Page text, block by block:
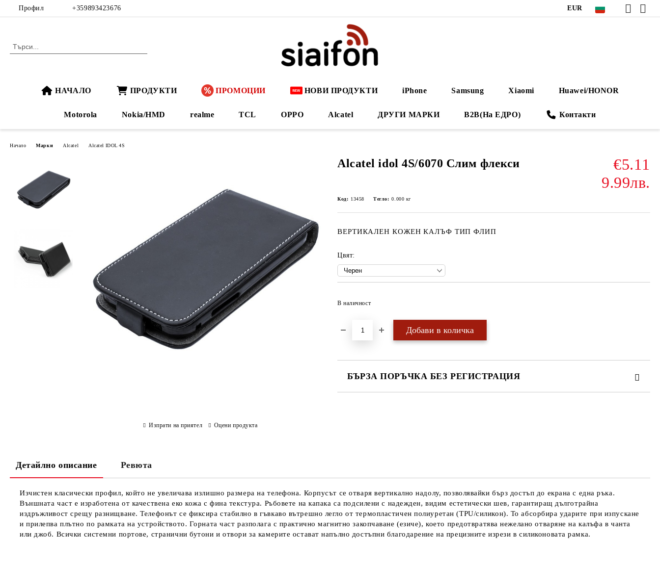
Профил +359893423676 EUR
НАЧАЛО ПРОДУКТИ ПРОМОЦИИ НОВИ ПРОДУКТИ iPhone Samsung Xiaomi Huawei/HONOR
Motorola Nokia/HMD realme TCL OPPO Alcatel ДРУГИ МАРКИ B2B(На ЕДРО) Контакти
Начало Марки Alcatel Alcatel IDOL 4S
Alcatel idol 4S/6070 Слим флекси
€5.11
9.99лв.
Код: 13458 Тегло: 0.000 кг
ВЕРТИКАЛЕН КОЖЕН КАЛЪФ ТИП ФЛИП
Цвят:
В наличност
БЪРЗА ПОРЪЧКА БЕЗ РЕГИСТРАЦИЯ
Изпрати на приятел Оцени продукта
Детайлно описание Ревюта
Изчистен класически профил, който не увеличава излишно размера на телефона. Корпусът се отваря вертикално надолу, позволявайки бърз достъп до екрана с една ръка.
Външната част е изработена от качествена еко кожа с фина текстура. Ръбовете на капака са подсилени с надежден, видим естетически шев, гарантиращ дълготрайна
издръжливост срещу разнищване. Телефонът се фиксира стабилно в гъвкаво вътрешно легло от термопластичен полиуретан (TPU/силикон). То абсорбира ударите при изпускане
и прилепва плътно по рамката на устройството. Горната част разполага с практично магнитно закопчаване (езиче), което предотвратява нежелано отваряне на калъфа в чанта
или джоб. Всички системни портове, странични бутони и отвори за камерите остават напълно достъпни благодарение на прецизните изрези в силиконовата рамка.